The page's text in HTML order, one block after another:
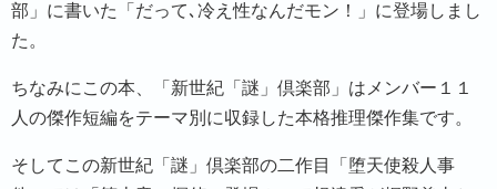
部」に書いた「だって､冷え性なんだモン！」に登場しまし
た。
ちなみにこの本、「新世紀「謎」倶楽部」はメンバー１１
人の傑作短編をテーマ別に収録した本格推理傑作集です。
そしてこの新世紀「謎」倶楽部の二作目「堕天使殺人事